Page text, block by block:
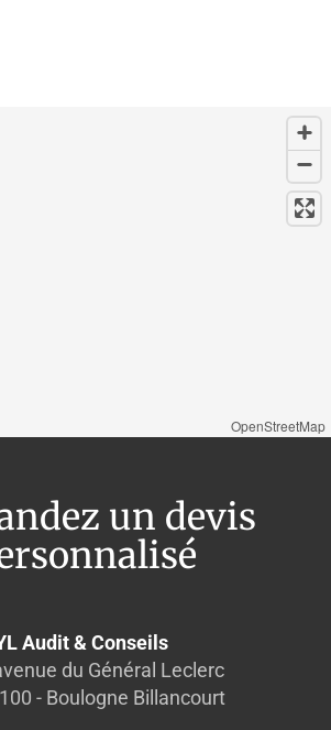
OpenStreetMap
un devis
Audit & Conseils
du Général Leclerc
- Boulogne Billancourt